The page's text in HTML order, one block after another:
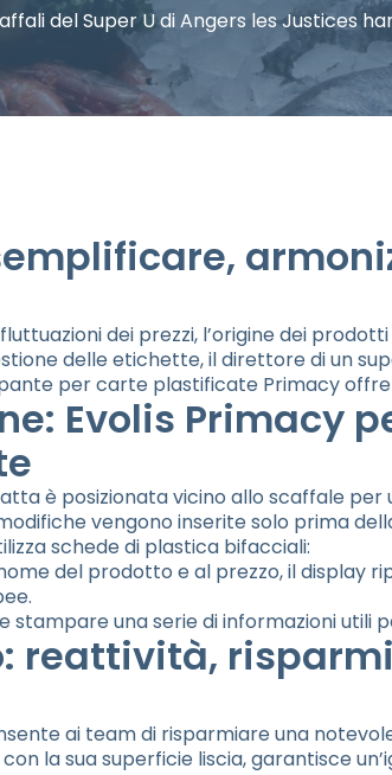
del Super U di Angers les Justices
dei prezzi, l’origine dei
delle etichette, il direttore di un
per carte plastificate Primacy
Evolis
è posizionata vicino allo scaffale
vengono inserite solo prima
schede di plastica bifacciali:
del prodotto e al prezzo, il display
stampare una serie di informazioni
reattività,
ai team di risparmiare una
la sua superficie liscia, garantisce